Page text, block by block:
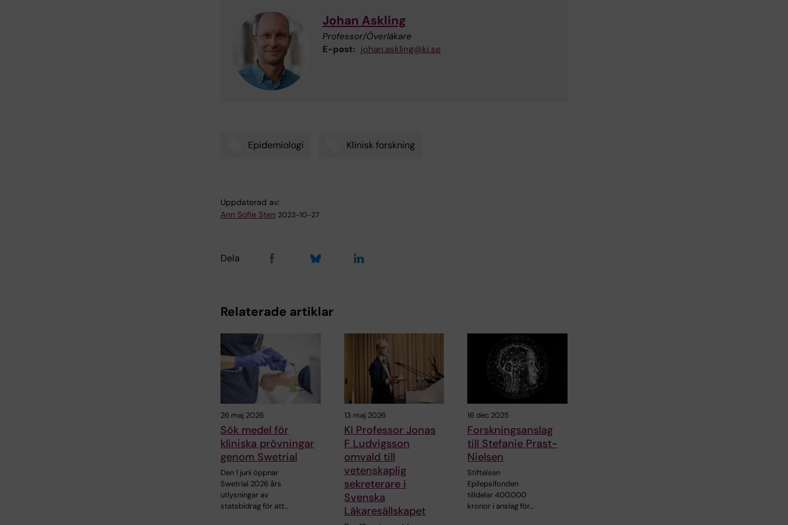
Johan Askling
Professor/Överläkare
E-post: johan.askling@ki.se
Epidemiologi Klinisk forskning
Uppdaterad av:
Ann Sofie Sten 2023-10-27
Dela
Relaterade artiklar
26 maj 2026
Sök medel för
kliniska prövningar
genom Swetrial
Den 1 juni öppnar
Swetrial 2026 års
utlysningar av
statsbidrag för att…
13 maj 2026
KI Professor Jonas
F Ludvigsson
omvald till
vetenskaplig
sekreterare i
Svenska
Läkaresällskapet
16 dec 2025
Forskningsanslag
till Stefanie Prast-
Nielsen
Stiftelsen
Epilepsifonden
tilldelar 400.000
kronor i anslag för…